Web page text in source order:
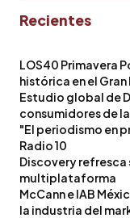
Recientes
LOS40 Primavera
histórica en el Gran
Estudio global de
consumidores de
"El periodismo en
Radio 10
Discovery refresca
multiplataforma
McCann e IAB
la industria del